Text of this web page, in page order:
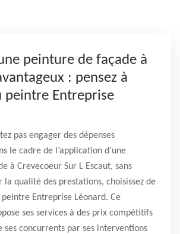
peinture de façade à
: pensez à
peintre Entreprise
pas engager des dépenses
le cadre de l’application d’une
à Crevecoeur Sur L Escaut, sans
qualité des prestations, choisissez de
Entreprise Léonard. Ce
ses services à des prix compétitifs
ses concurrents par ses interventions